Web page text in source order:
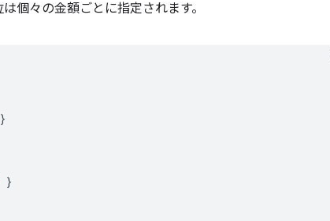
個々の金額ごとに指定されます。
}
}